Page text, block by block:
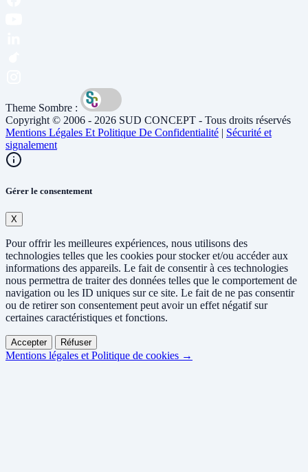
Theme Sombre :
Copyright © 2006 - 2026 SUD CONCEPT - Tous droits réservés
Mentions Légales Et Politique De Confidentialité | Sécurité et
signalement
Gérer le consentement
X
Pour offrir les meilleures expériences, nous utilisons des
technologies telles que les cookies pour stocker et/ou accéder aux
informations des appareils. Le fait de consentir à ces technologies
nous permettra de traiter des données telles que le comportement de
navigation ou les ID uniques sur ce site. Le fait de ne pas consentir
ou de retirer son consentement peut avoir un effet négatif sur
certaines caractéristiques et fonctions.
Accepter Réfuser
Mentions légales et Politique de cookies →